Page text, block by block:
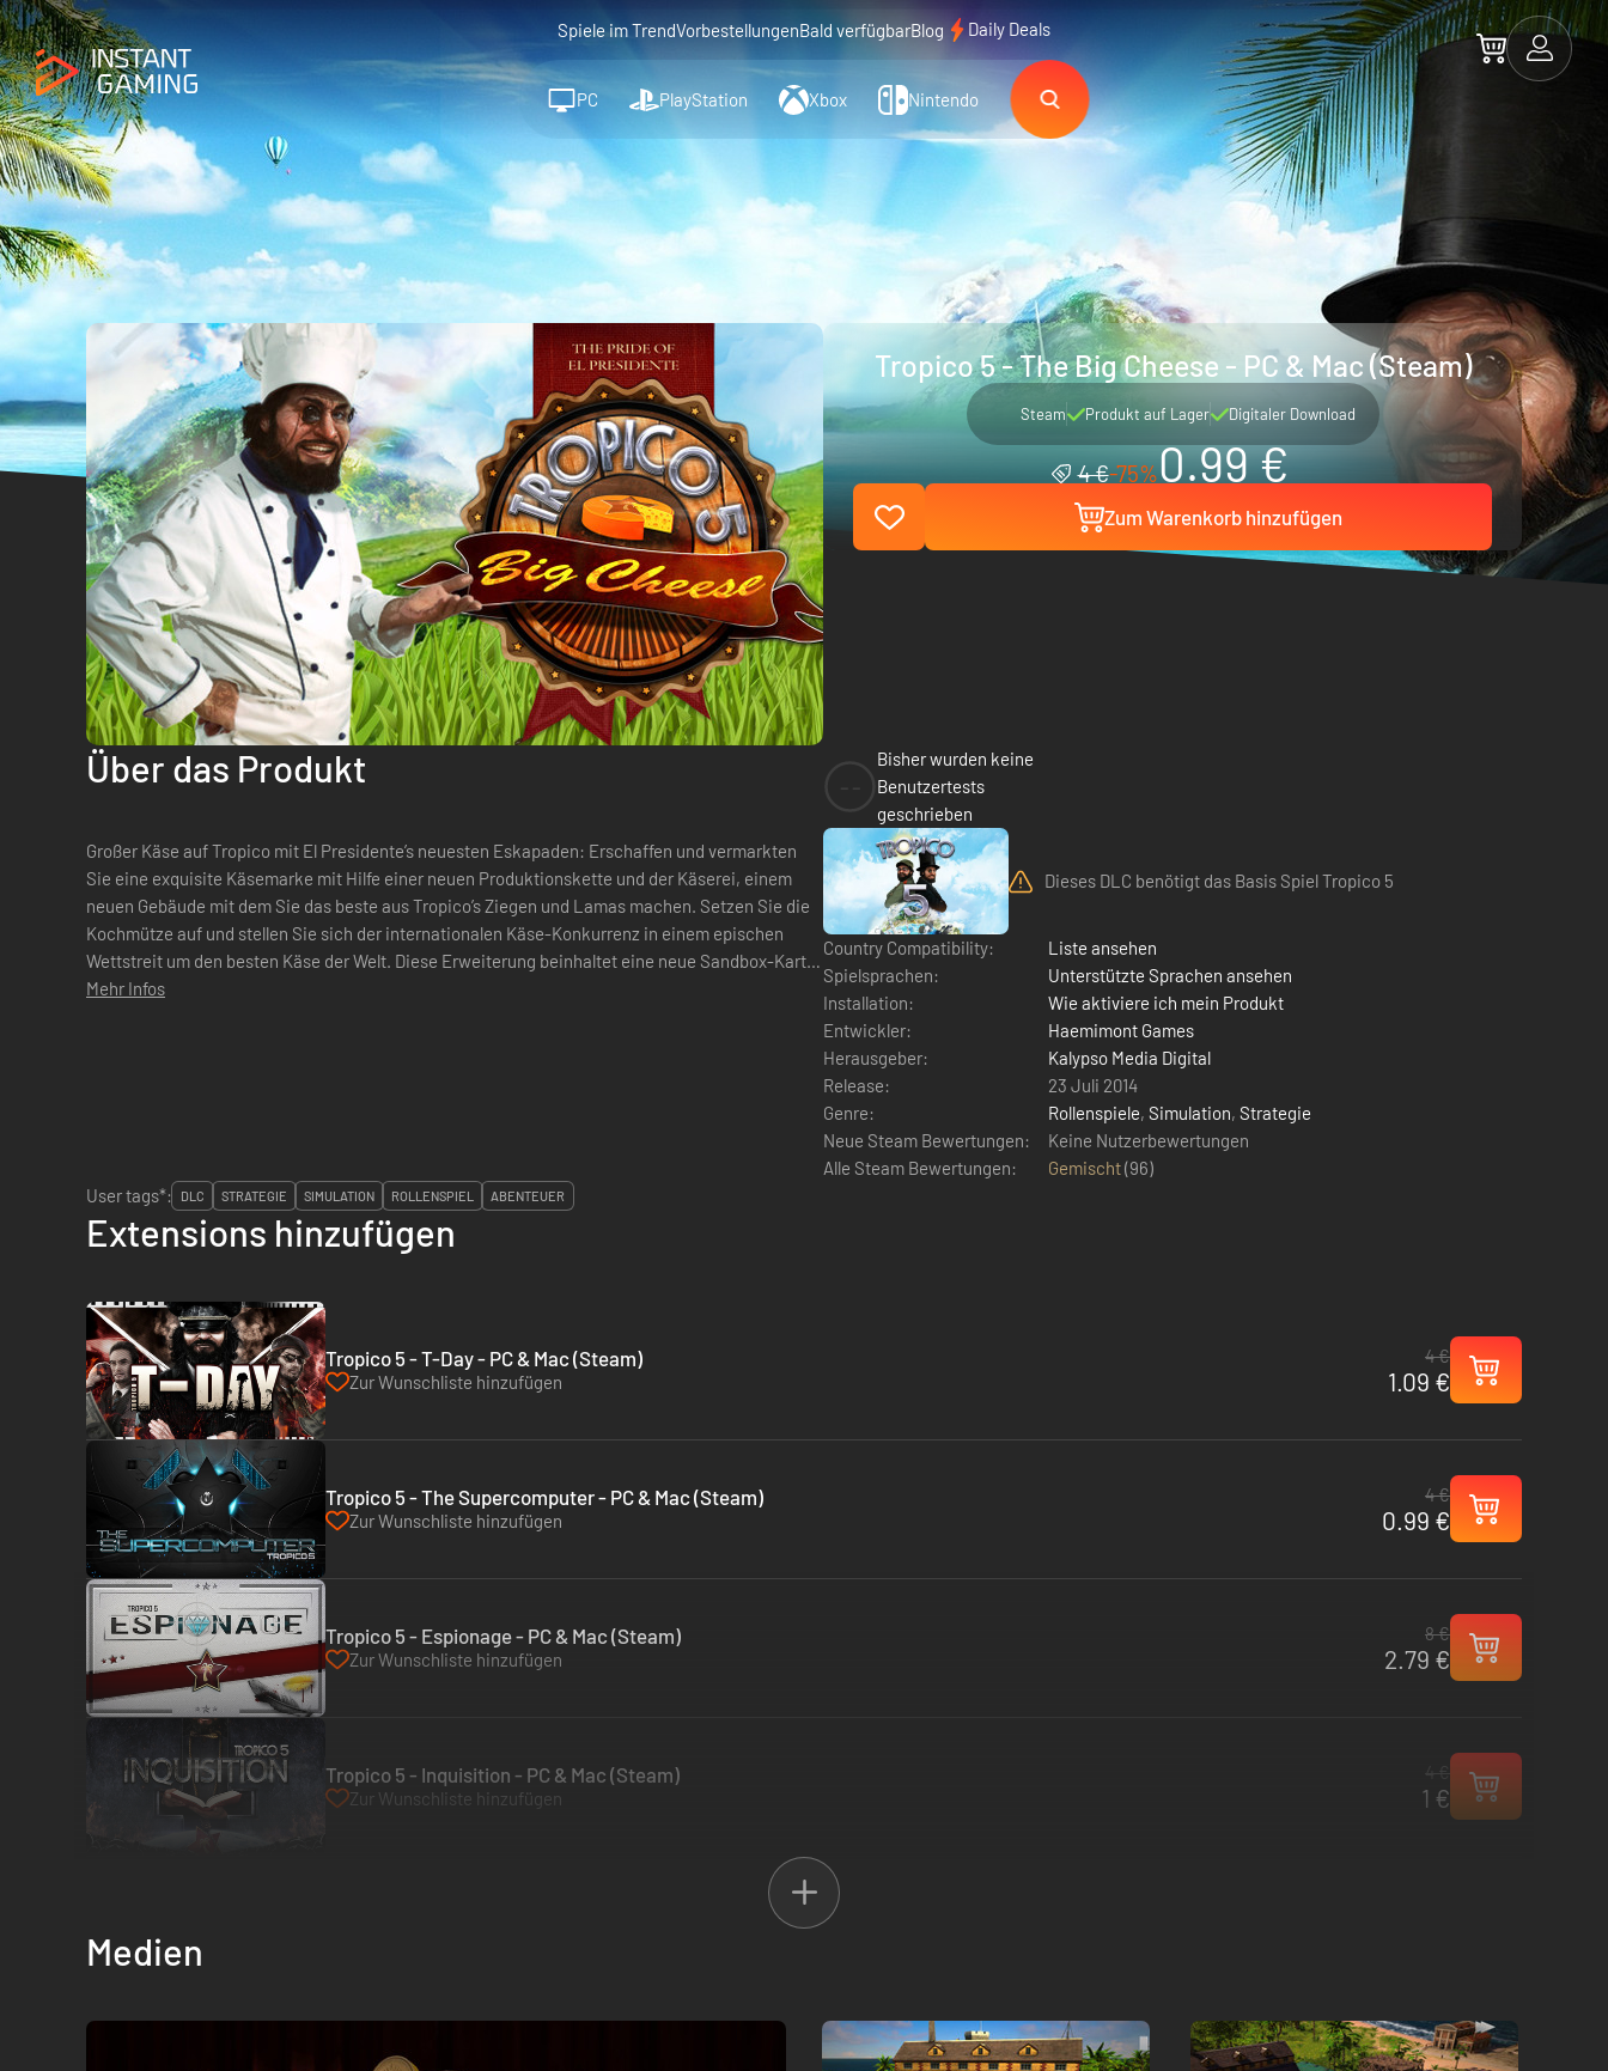
Spiele im TrendVorbestellungenBald verfügbarBlog Daily Deals
PC PlayStation Xbox Nintendo
Tropico 5 - The Big Cheese - PC & Mac (Steam)
Steam Produkt auf Lager Digitaler Download
4 €-75%0.99 €
Zum Warenkorb hinzufügen
Über das Produkt
Großer Käse auf Tropico mit El Presidente’s neuesten Eskapaden: Erschaffen und vermarkten
Sie eine exquisite Käsemarke mit Hilfe einer neuen Produktionskette und der Käserei, einem
neuen Gebäude mit dem Sie das beste aus Tropico’s Ziegen und Lamas machen. Setzen Sie die
Kochmütze auf und stellen Sie sich der internationalen Käse-Konkurrenz in einem epischen
Wettstreit um den besten Käse der Welt. Diese Erweiterung beinhaltet eine neue Sandbox-Karte
und –Aufgabe, ein neues Szenario,...
Mehr Infos
Bisher wurden keine
Benutzertests
geschrieben
Dieses DLC benötigt das Basis Spiel Tropico 5
Country Compatibility:
Liste ansehen
Spielsprachen:
Unterstützte Sprachen ansehen
Installation:
Wie aktiviere ich mein Produkt
Entwickler:
Haemimont Games
Herausgeber:
Kalypso Media Digital
Release:
23 Juli 2014
Genre:
Rollenspiele, Simulation, Strategie
Neue Steam Bewertungen:
Keine Nutzerbewertungen
Alle Steam Bewertungen:
Gemischt(96)
User tags*:
DLC STRATEGIE SIMULATION ROLLENSPIEL ABENTEUER
Extensions hinzufügen
Tropico 5 - T-Day - PC & Mac (Steam)
Zur Wunschliste hinzufügen
4 €
1.09 €
Tropico 5 - The Supercomputer - PC & Mac (Steam)
Zur Wunschliste hinzufügen
4 €
0.99 €
Tropico 5 - Espionage - PC & Mac (Steam)
Zur Wunschliste hinzufügen
8 €
2.79 €
Tropico 5 - Inquisition - PC & Mac (Steam)
Zur Wunschliste hinzufügen 1 €
Medien